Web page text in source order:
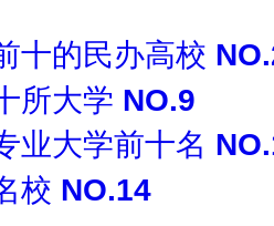
十的民办高校
所大学 NO.9
业大学前十名
校 NO.14